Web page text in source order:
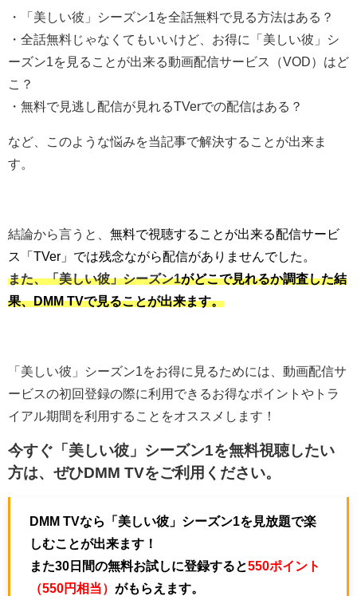
・「美しい彼」シーズン1を全話無料で見る方法はある？
・全話無料じゃなくてもいいけど、お得に「美しい彼」シ
ーズン1を見ることが出来る動画配信サービス（VOD）はど
こ？
・無料で見逃し配信が見れるTVerでの配信はある？
など、このような悩みを当記事で解決することが出来ま
す。
結論から言うと、 無料で視聴することが出来る配信サービ
ス「TVer」では残念ながら配信がありませんでした。
また、「美しい彼」シーズン1がどこで見れるか調査した結
果、DMM TVで見ることが出来ます。
「美しい彼」シーズン1をお得に見るためには、動画配信サ
ービスの初回登録の際に利用できるお得なポイントやトラ
イアル期間を利用することをオススメします！
今すぐ「美しい彼」シーズン1を無料視聴したい
方は、ぜひ DMM TVをご利用ください。
DMM TVなら「美しい彼」シーズン1を見放題で楽
しむことが出来ます！
また30日間の無料お試しに登録すると550ポイント
（550円相当） がもらえます。